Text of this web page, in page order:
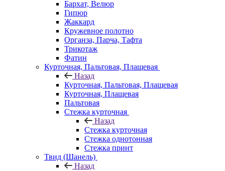
Бархат, Велюр
Гипюр
Жаккард
Кружевное полотно
Органза, Парча, Тафта
Трикотаж
Фатин
Курточная, Пальтовая, Плащевая
Назад
Курточная, Пальтовая, Плащевая
Курточная, Плащевая
Пальтовая
Стежка курточная
Назад
Стежка курточная
Стежка однотонная
Стежка принт
Твид (Шанель)
Назад